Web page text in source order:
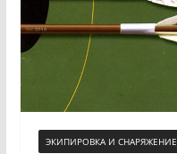
ЭКИПИРОВКА И СНАРЯЖЕНИЕ